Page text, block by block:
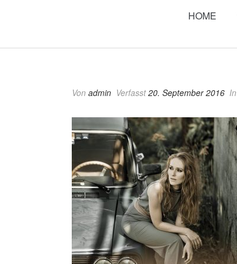
HOME
Von admin Verfasst20. September 2016 In